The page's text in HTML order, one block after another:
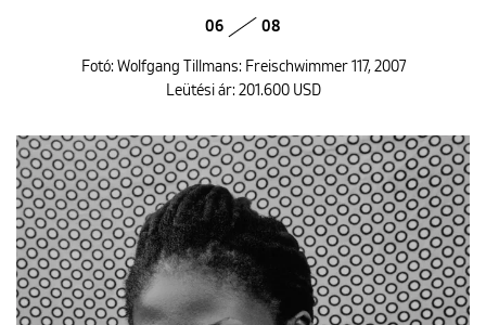
06 08
Fotó: Wolfgang Tillmans: Freischwimmer 117, 2007
Leütési ár: 201.600 USD